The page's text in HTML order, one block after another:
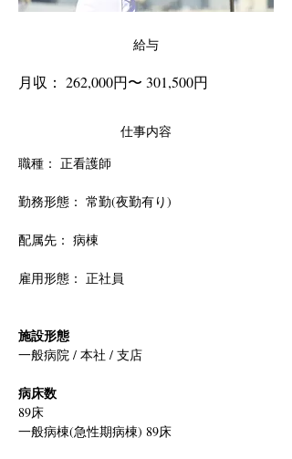
給与
月収： 262,000円〜 301,500円
仕事内容
職種： 正看護師
勤務形態： 常勤(夜勤有り)
配属先： 病棟
雇用形態： 正社員
施設形態
一般病院 / 本社 / 支店
病床数
89床
一般病棟(急性期病棟) 89床